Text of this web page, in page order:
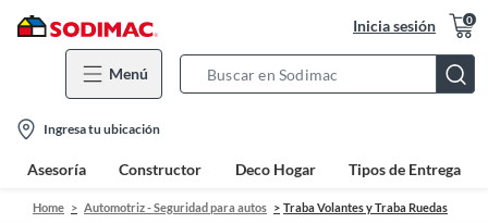
Inicia sesión 0
Menú
Bar
location-
icon
Ingresa tu ubicación
Asesoría Constructor Deco Hogar Tipos de Entrega
Home Automotriz - Seguridad para autos Traba Volantes y Traba Ruedas